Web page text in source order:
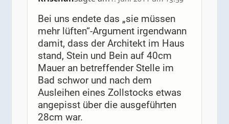
Bei uns endete das „sie müssen
mehr lüften“-Argument irgendwann
damit, dass der Architekt im Haus
stand, Stein und Bein auf 40cm
Mauer an betreffender Stelle im
Bad schwor und nach dem
Ausleihen eines Zollstocks etwas
angepisst über die ausgeführten
28cm war.